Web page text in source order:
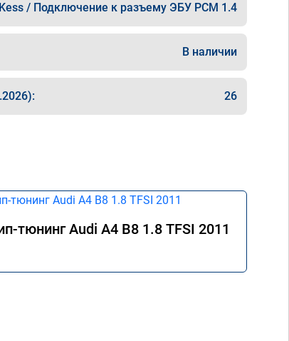
/ Подключение к разъему ЭБУ PCM 1.4
В наличии
26
тюнинг Audi A4 B8 1.8 TFSI 2011